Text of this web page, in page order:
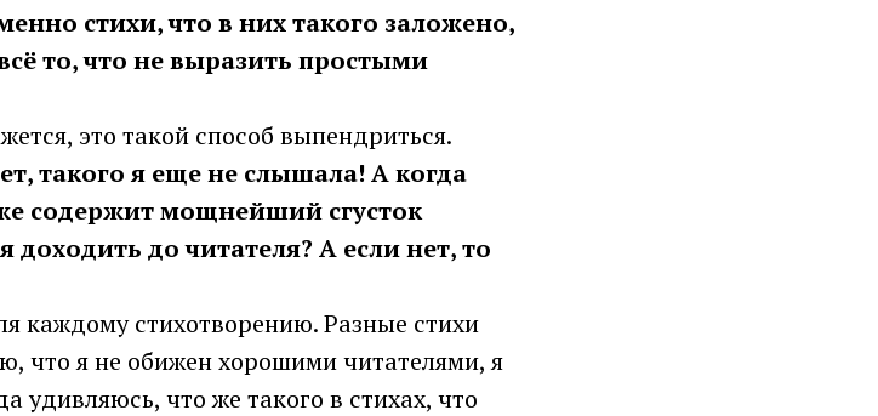
стихи, что в них такого заложено,
то, что не выразить простыми
это такой способ выпендриться.
такого я еще не слышала! А когда
содержит мощнейший сгусток
до читателя? А если нет, то
каждому стихотворению. Разные стихи
что я не обижен хорошими читателями, я
удивляюсь, что же такого в стихах, что